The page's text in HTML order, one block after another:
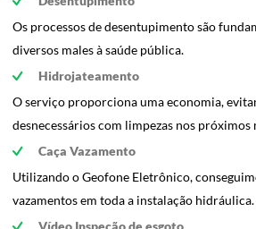
Os processos de desentupimento são
diversos males à saúde pública.
Hidrojateamento
O serviço proporciona uma economia,
desnecessários com limpezas nos próximos
Caça Vazamento
Utilizando o Geofone Eletrônico,
vazamentos em toda a instalação hidráulica.